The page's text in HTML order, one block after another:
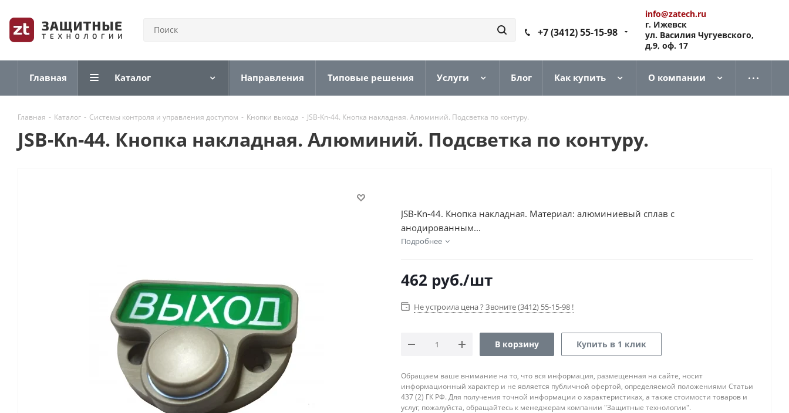
+7 (3412) 55-15-98
info@zatech.ru
г. Ижевск
ул. Василия Чугуевского,
д.9, оф. 17
Главная Каталог Направления Типовые решения Услуги Блог Как купить О компании
Главная - Каталог - Системы контроля и управления доступом - Кнопки выхода - JSB-Kn-44. Кнопка накладная. Алюминий. Подсветка по контуру.
JSB-Kn-44. Кнопка накладная. Алюминий. Подсветка по контуру.
JSB-Kn-44. Кнопка накладная. Материал: алюминиевый сплав с
анодированным...
Подробнее
462 руб./шт
Не устроила цена ? Звоните (3412) 55-15-98 !
В корзину Купить в 1 клик
Обращаем ваше внимание на то, что вся информация, размещенная на сайте, носит
информационный характер и не является публичной офертой, определяемой положениями Статьи
437 (2) ГК РФ. Для получения точной информации о характеристиках, а также стоимости товаров и
услуг, пожалуйста, обращайтесь к менеджерам компании "Защитные технологии".